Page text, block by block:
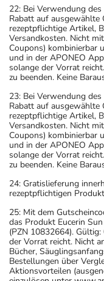
22: Bei Verwendung
Rabatt auf
rezeptpflichtige Artikel,
Versandkosten. Nicht
Coupons) kombinierbar
und in der APONEO
solange der Vorrat
zu beenden. Keine
23: Bei Verwendung
Rabatt auf ausgewählte
rezeptpflichtige Artikel,
Versandkosten. Nicht
Coupons) kombinierbar
und in der APONEO
solange der Vorrat
zu beenden. Keine
24: Gratislieferung
rezeptpflichtigen
25: Mit dem
das Produkt Eucerin
(PZN 10832664).
der Vorrat reicht. Nicht
Bücher,
Bestellungen über
Aktionsvorteilen